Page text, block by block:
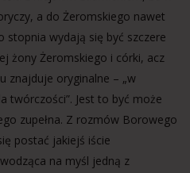
a do Żeromskiego nawet
stopnia wydają się być szczere
żony Żeromskiego i córki, acz
znajduje oryginalne – „w
twórczości”. Jest to być może
zupełna. Z rozmów Borowego
postać jakiejś iście
na myśl jedną z